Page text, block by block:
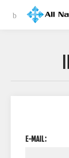
E-MAIL: